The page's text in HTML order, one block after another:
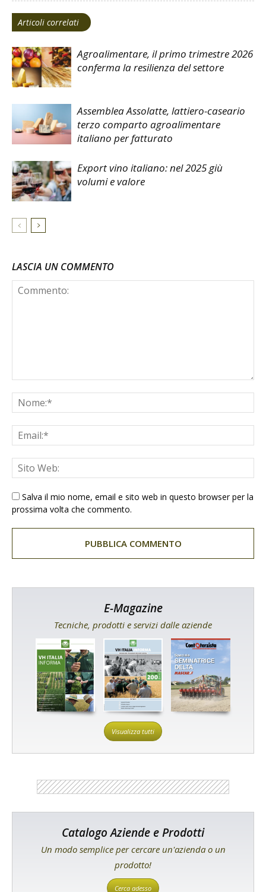
Articoli correlati
Agroalimentare, il primo trimestre 2026
conferma la resilienza del settore
Assemblea Assolatte, lattiero-caseario
terzo comparto agroalimentare
italiano per fatturato
Export vino italiano: nel 2025 giù
volumi e valore
LASCIA UN COMMENTO
Salva il mio nome, email e sito web in questo browser per la
prossima volta che commento.
E-Magazine
Tecniche, prodotti e servizi dalle aziende
Visualizza tutti
Catalogo Aziende e Prodotti
Un modo semplice per cercare un'azienda o un
prodotto!
Cerca adesso